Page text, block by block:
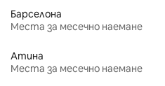
Барселона
Места за месечно наемане
Атина
Места за месечно наемане